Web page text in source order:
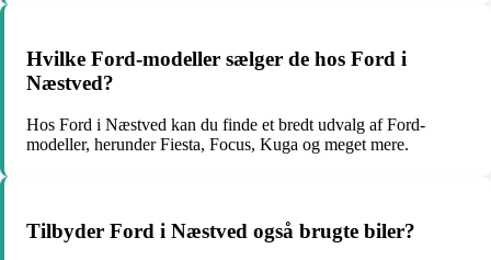
Hvilke Ford-modeller sælger de hos Ford i
Næstved?
Hos Ford i Næstved kan du finde et bredt udvalg af Ford-
modeller, herunder Fiesta, Focus, Kuga og meget mere.
Tilbyder Ford i Næstved også brugte biler?